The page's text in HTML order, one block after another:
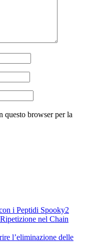
questo browser per la
i Peptidi Spooky2
nel Chain
l’eliminazione delle